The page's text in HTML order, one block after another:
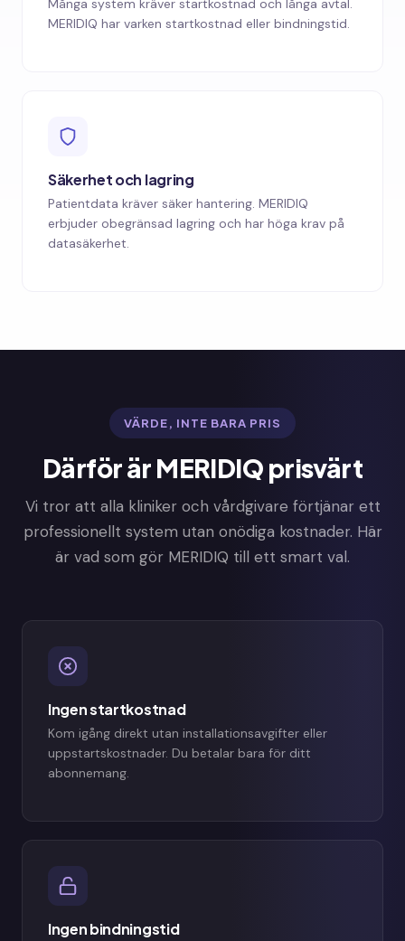
Många system kräver startkostnad och långa avtal.
MERIDIQ har varken startkostnad eller bindningstid.
Säkerhet och lagring
Patientdata kräver säker hantering. MERIDIQ
erbjuder obegränsad lagring och har höga krav på
datasäkerhet.
VÄRDE, INTE BARA PRIS
Därför är MERIDIQ prisvärt
Vi tror att alla kliniker och vårdgivare förtjänar ett
professionellt system utan onödiga kostnader. Här
är vad som gör MERIDIQ till ett smart val.
Ingen startkostnad
Kom igång direkt utan installationsavgifter eller
uppstartskostnader. Du betalar bara för ditt
abonnemang.
Ingen bindningstid